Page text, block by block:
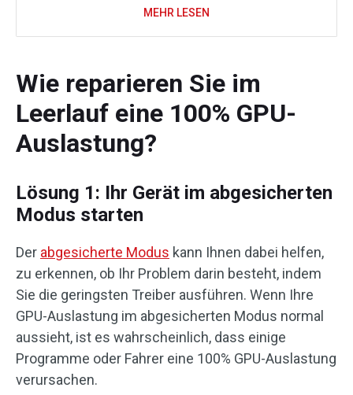
MEHR LESEN
Wie reparieren Sie im
Leerlauf eine 100% GPU-
Auslastung?
Lösung 1: Ihr Gerät im abgesicherten
Modus starten
Der abgesicherte Modus kann Ihnen dabei helfen,
zu erkennen, ob Ihr Problem darin besteht, indem
Sie die geringsten Treiber ausführen. Wenn Ihre
GPU-Auslastung im abgesicherten Modus normal
aussieht, ist es wahrscheinlich, dass einige
Programme oder Fahrer eine 100% GPU-Auslastung
verursachen.